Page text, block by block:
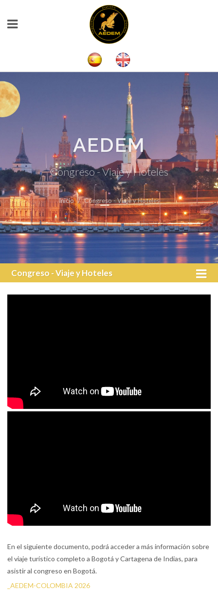
AEDEM
Congreso - Viaje y Hoteles
Inicio Congreso - Viaje y Hoteles
Congreso - Viaje y Hoteles
En el siguiente documento, podrá acceder a más información sobre
el viaje turístico completo a Bogotá y Cartagena de Indias, para
asistir al congreso en Bogotá.
_AEDEM-COLOMBIA 2026